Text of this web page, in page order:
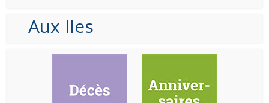
Aux Iles